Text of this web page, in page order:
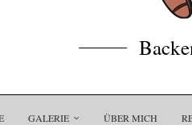
GALERIE ÜBER MICH